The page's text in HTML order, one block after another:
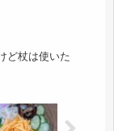
ど杖は使いた